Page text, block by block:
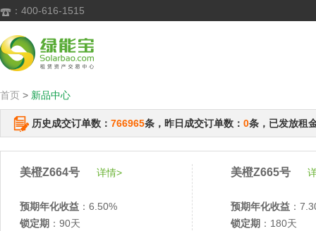
 ：400-616-1515
首页 > 新品中心
历史成交订单数： 766965条，昨日成交订单数： 0条，已发放租
美橙Z664号 详情>
预期年化收益 ：6.50%
锁定期 ：90天
美橙Z665号
预期年化收益 ：
锁定期 ：180天